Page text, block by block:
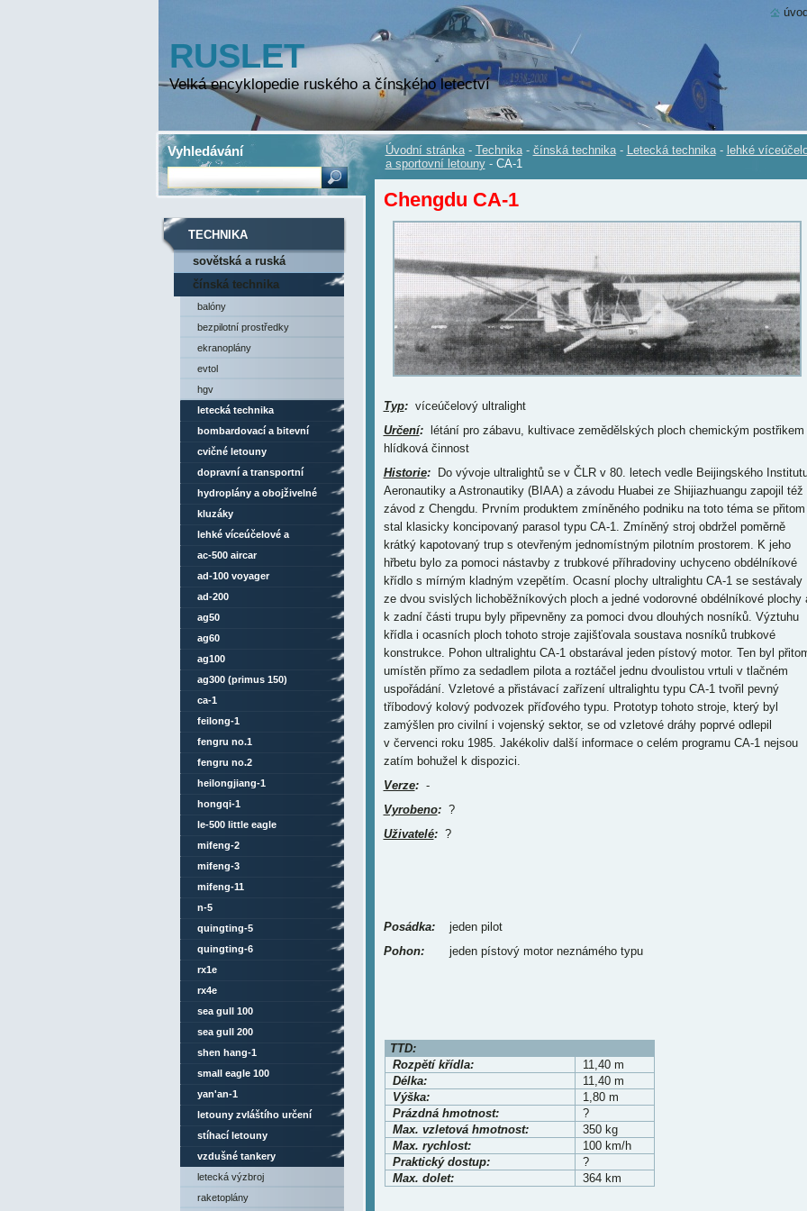
RUSLET
Velká encyklopedie ruského a čínského letectví
Úvodní stránka - Technika - čínská technika - Letecká technika - lehké
a sportovní letouny - CA-1
Chengdu CA-1
Typ:víceúčelový ultralight
Určení:létání pro zábavu, kultivace zemědělských ploch chemickým postřikem
hlídková činnost
Historie:Do vývoje ultralightů se v ČLR v 80. letech vedle Beijingského
Aeronautiky a Astronautiky (BIAA) a závodu Huabei ze Shijiazhuangu zapojil též
závod z Chengdu. Prvním produktem zmíněného podniku na toto téma se přitom
stal klasicky koncipovaný parasol typu CA-1. Zmíněný stroj obdržel poměrně
krátký kapotovaný trup s otevřeným jednomístným pilotním prostorem. K jeho
hřbetu bylo za pomoci nástavby z trubkové příhradoviny uchyceno obdélníkové
křídlo s mírným kladným vzepětím. Ocasní plochy ultralightu CA-1 se sestávaly
ze dvou svislých lichoběžníkových ploch a jedné vodorovné obdélníkové plochy
k zadní části trupu byly připevněny za pomoci dvou dlouhých nosníků. Výztuhu
křídla i ocasních ploch tohoto stroje zajišťovala soustava nosníků trubkové
konstrukce. Pohon ultralightu CA-1 obstarával jeden pístový motor. Ten byl
umístěn přímo za sedadlem pilota a roztáčel jednu dvoulistou vrtuli v tlačném
uspořádání. Vzletové a přistávací zařízení ultralightu typu CA-1 tvořil pevný
tříbodový kolový podvozek příďového typu. Prototyp tohoto stroje, který byl
zamýšlen pro civilní i vojenský sektor, se od vzletové dráhy poprvé odlepil
v červenci roku 1985. Jakékoliv další informace o celém programu CA-1 nejsou
zatím bohužel k dispozici.
Verze:-
Vyrobeno:?
Uživatelé:?
Posádka:jeden pilot
Pohon:jeden pístový motor neznámého typu
TTD:
Rozpětí křídla:
11,40 m
Délka:
11,40 m
Výška:
1,80 m
Prázdná hmotnost:
?
Max. vzletová hmotnost:
350 kg
Max. rychlost:
100 km/h
Praktický dostup:
?
Max. dolet:
364 km
TECHNIKA
sovětská a ruská
technika
čínská technika
balóny
bezpilotní prostředky
ekranoplány
evtol
hgv
letecká technika
bombardovací a bitevní
letouny
cvičné letouny
dopravní a transportní
letouny
hydroplány a obojživelné
letouny
kluzáky
lehké víceúčelové a
sportovní letouny
ac-500 aircar
ad-100 voyager
ad-200
ag50
ag60
ag100
ag300 (primus 150)
ca-1
feilong-1
fengru no.1
fengru no.2
heilongjiang-1
hongqi-1
le-500 little eagle
mifeng-2
mifeng-3
mifeng-11
n-5
quingting-5
quingting-6
rx1e
rx4e
sea gull 100
sea gull 200
shen hang-1
small eagle 100
yan'an-1
letouny zvláštího určení
stíhací letouny
vzdušné tankery
letecká výzbroj
raketoplány
Vyhledávání